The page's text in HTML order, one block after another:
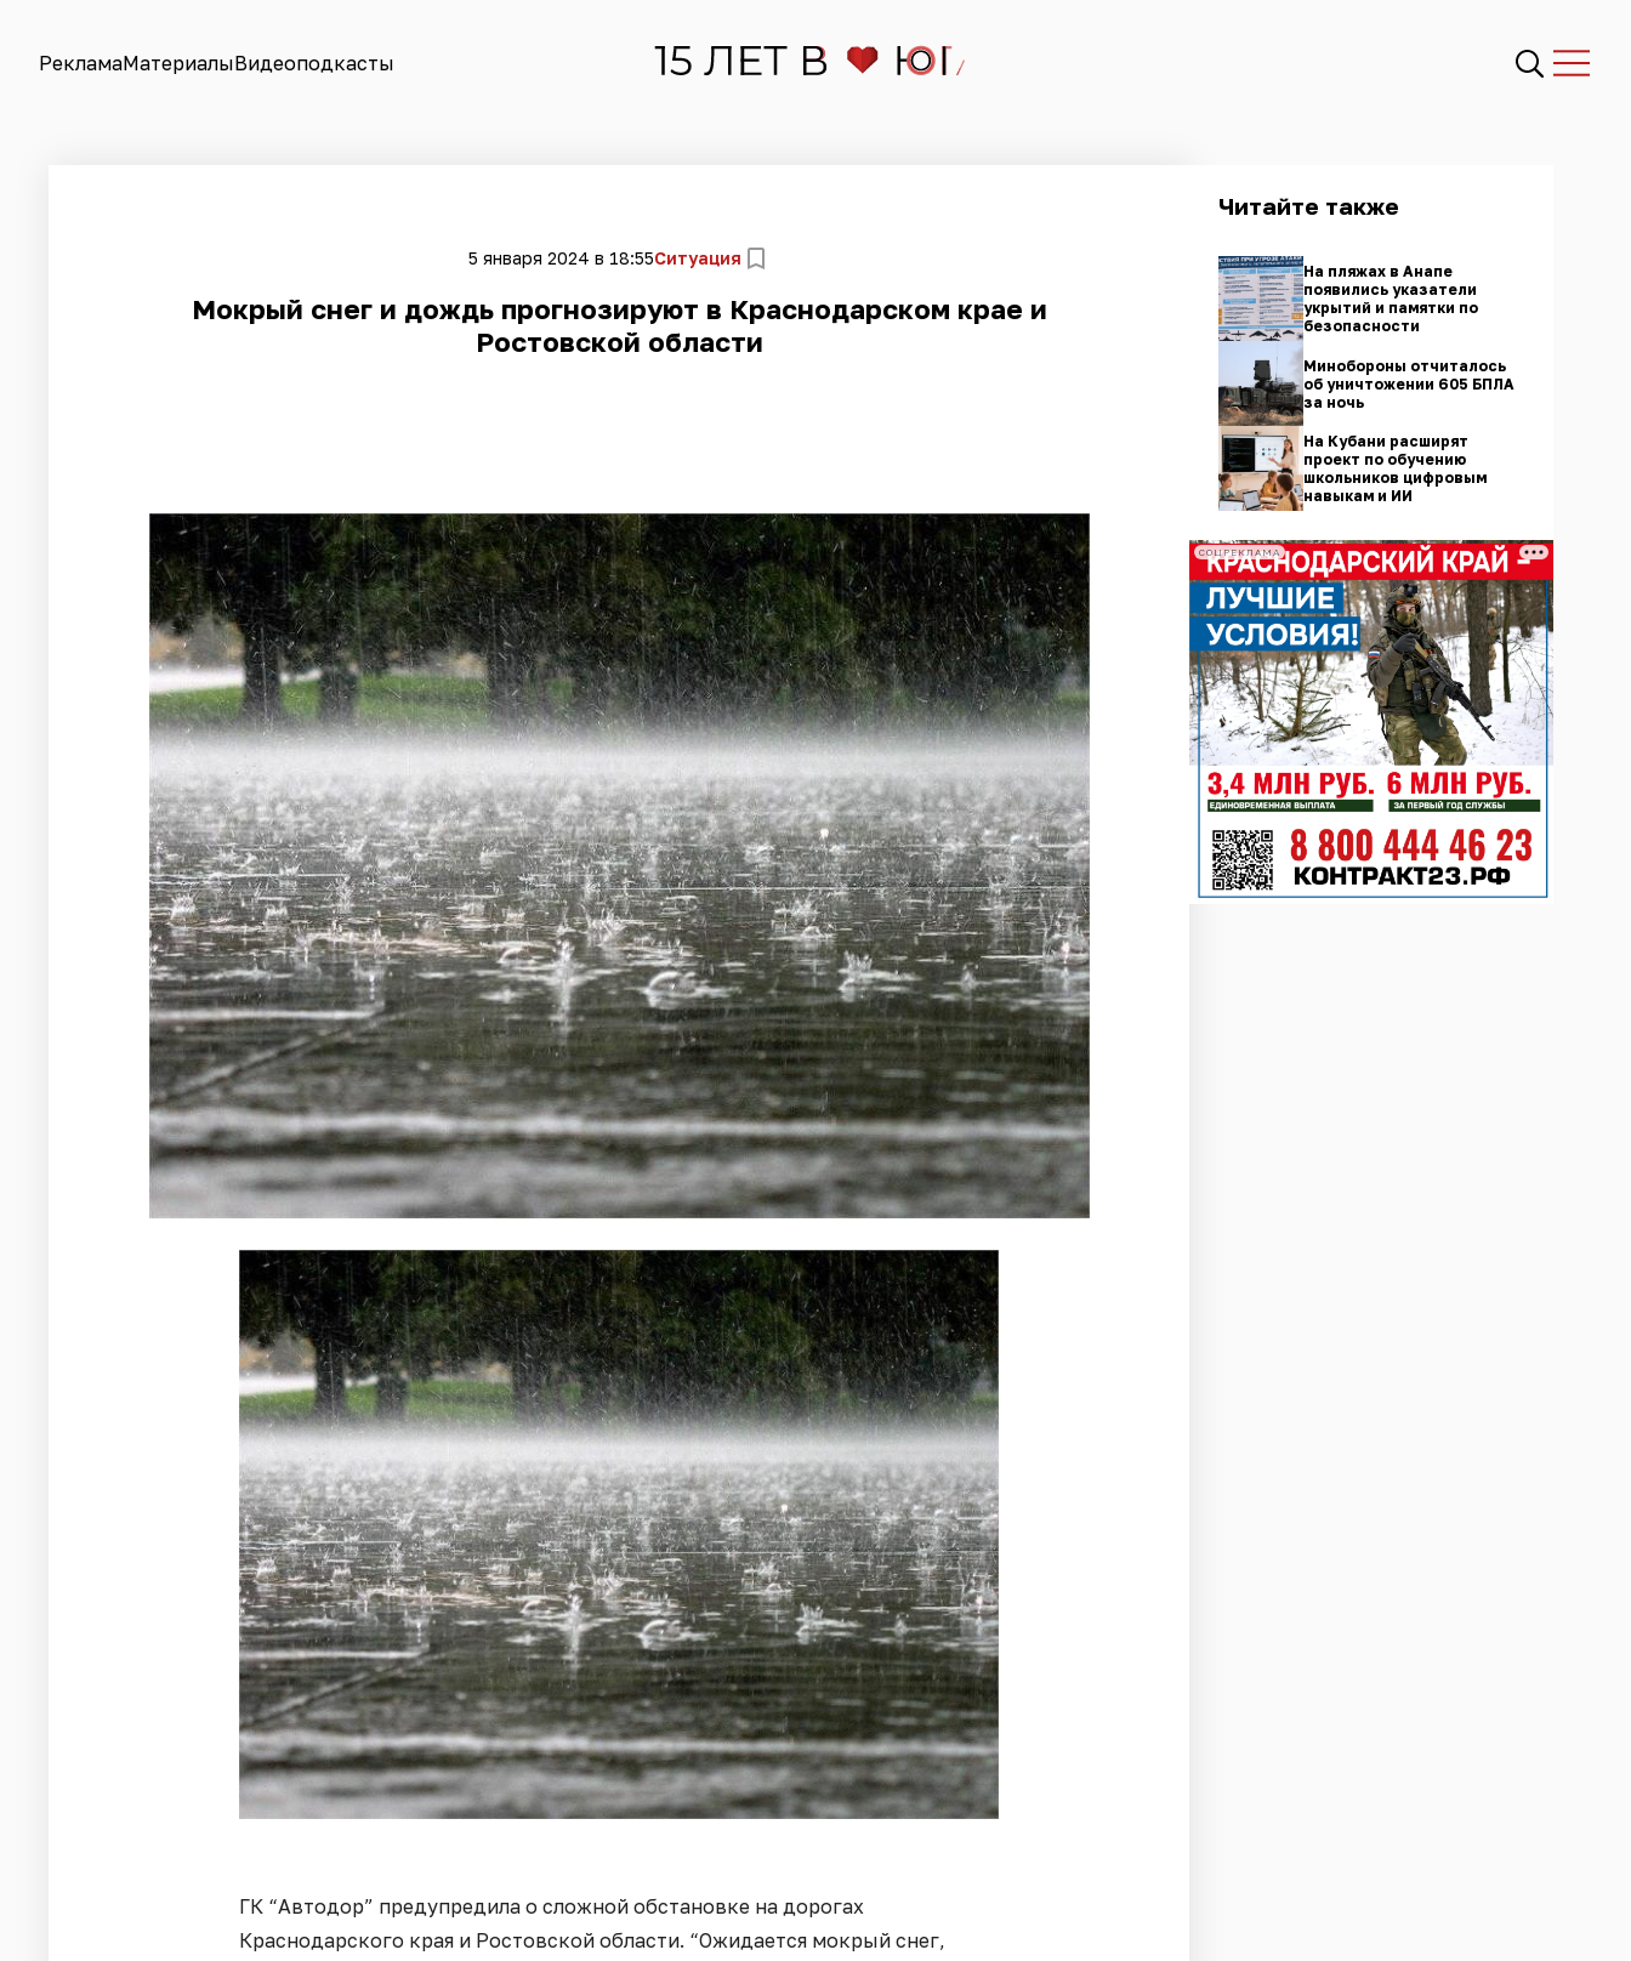
РекламаМатериалыВидеоподкасты
5 января 2024 в 18:55Ситуация
​Мокрый снег и дождь прогнозируют в Краснодарском крае и
Ростовской области
ГК “Автодор” предупредила о сложной обстановке на дорогах
Краснодарского края и Ростовской области. “Ожидается мокрый снег,
Читайте также
На пляжах в Анапе
появились указатели
укрытий и памятки по
безопасности
Минобороны отчиталось
об уничтожении 605 БПЛА
за ночь
На Кубани расширят
проект по обучению
школьников цифровым
навыкам и ИИ
СОЦРЕКЛАМА